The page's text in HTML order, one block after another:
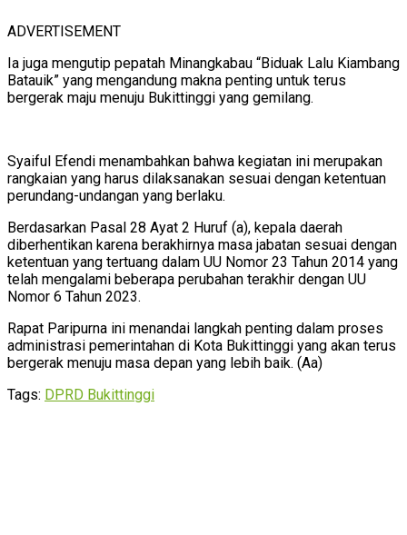
ADVERTISEMENT
Ia juga mengutip pepatah Minangkabau “Biduak Lalu Kiambang
Batauik” yang mengandung makna penting untuk terus
bergerak maju menuju Bukittinggi yang gemilang.
Syaiful Efendi menambahkan bahwa kegiatan ini merupakan
rangkaian yang harus dilaksanakan sesuai dengan ketentuan
perundang-undangan yang berlaku.
Berdasarkan Pasal 28 Ayat 2 Huruf (a), kepala daerah
diberhentikan karena berakhirnya masa jabatan sesuai dengan
ketentuan yang tertuang dalam UU Nomor 23 Tahun 2014 yang
telah mengalami beberapa perubahan terakhir dengan UU
Nomor 6 Tahun 2023.
Rapat Paripurna ini menandai langkah penting dalam proses
administrasi pemerintahan di Kota Bukittinggi yang akan terus
bergerak menuju masa depan yang lebih baik. (Aa)
Tags: DPRD Bukittinggi